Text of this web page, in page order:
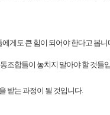
게도 큰 힘이 되어야 한다고 봅니
조합들이 놓치지 말아야 할 것들
받는 과정이 될 것입니다.